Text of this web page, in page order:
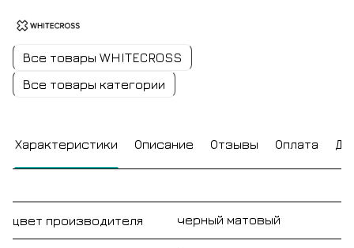
Все товары WHITECROSS
Все товары категории
Характеристики Описание Отзывы Оплата
цвет производителя черный матовый